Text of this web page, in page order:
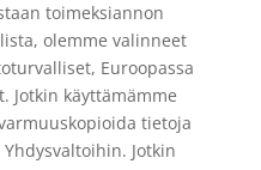
toimeksiannon
olemme valinneet
Euroopassa
Jotkin käyttämämme
tietoja
Jotkin